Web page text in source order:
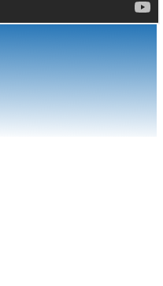
la FFSA
collectées conformément à